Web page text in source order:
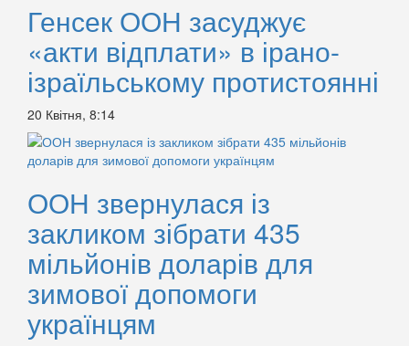
Генсек ООН засуджує
«акти відплати» в ірано-
ізраїльському протистоянні
20 Квітня, 8:14
ООН звернулася із
закликом зібрати 435
мільйонів доларів для
зимової допомоги
українцям